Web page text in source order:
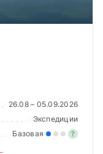
26.08 – 05.09.2026
Экспедиции
Базовая ?